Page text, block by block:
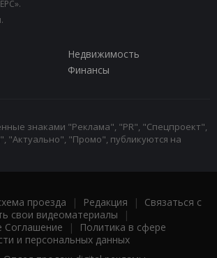
Недвижимость
Финансы
знаками "Реклама", "PR", "Спецпроект",
"Актуально", "Промо", публикуются на
проезда | Редакция | Связаться с
свои видеоматериалы |
Соглашение |
Политика в сфере
и персональных данных